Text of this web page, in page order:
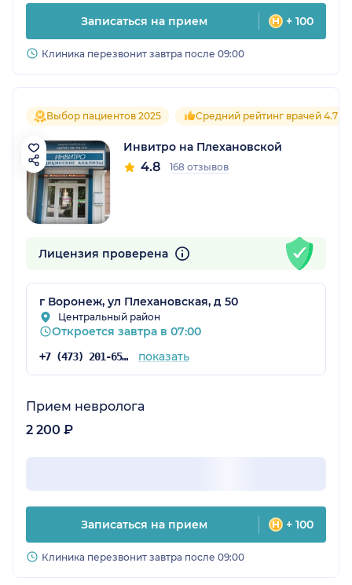
Записаться на прием + 100
Клиника перезвонит завтра после 09:00
Выбор пациентов 2025 Средний рейтинг врачей 4.7
Инвитро на Плехановской
4.8 168 отзывов
Лицензия проверена
г Воронеж, ул Плехановская, д 50
Центральный район
Откроется завтра в 07:00
+7 (473) 201-65-34 показать
Прием невролога
2 200 ₽
Записаться на прием + 100
Клиника перезвонит завтра после 09:00